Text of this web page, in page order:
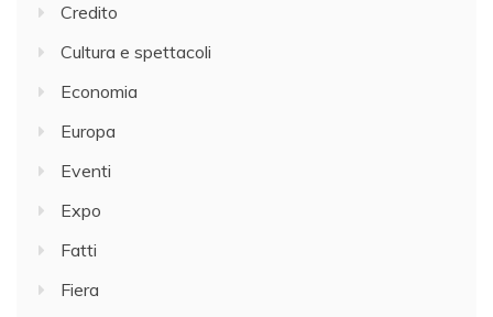
Credito
Cultura e spettacoli
Economia
Europa
Eventi
Expo
Fatti
Fiera